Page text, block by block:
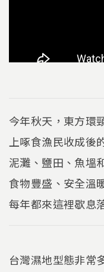
今年秋天，東方環
上啄食漁民收成後
泥灘、鹽田、魚塭
食物豐盛、安全溫
每年都來這裡歇息
台灣濕地型態非常